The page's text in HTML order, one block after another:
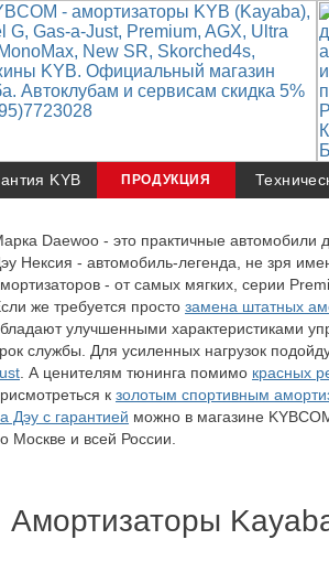
KYB ПРОДУКЦИЯ
Daewoo - это практичные автомобили
Нексия - автомобиль-легенда, не зря
- от самых мягких, серии
же требуется просто замена штатных
улучшенными характеристиками
службы. Для усиленных нагрузок
. А ценителям тюнинга помимо красных
к золотым спортивным
Дэу с гарантией можно в магазине
Москве и всей России.
Амортизаторы